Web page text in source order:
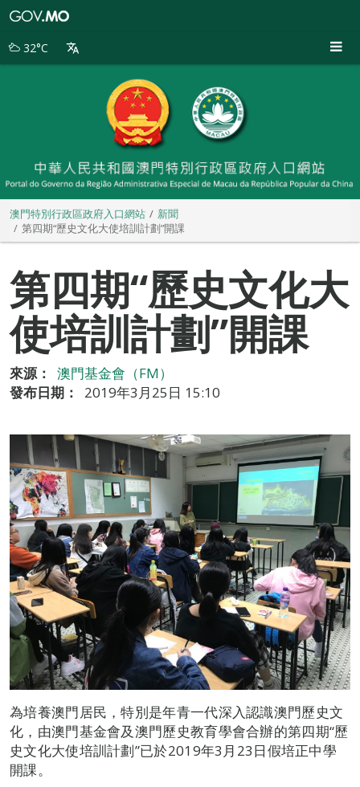
別
32°C
澳門特別行政區政府入口網站
新聞
第四期“歷史文化大使培訓計劃”開課
第四期“歷史文化大
使培訓計劃”開課
來源：
澳門基金會（FM）
發布日期：
2019年3月25日 15:10
為培養澳門居民，特別是年青一代深入認識澳門歷史文
化，由澳門基金會及澳門歷史教育學會合辦的第四期“歷
史文化大使培訓計劃”已於2019年3月23日假培正中學
開課。